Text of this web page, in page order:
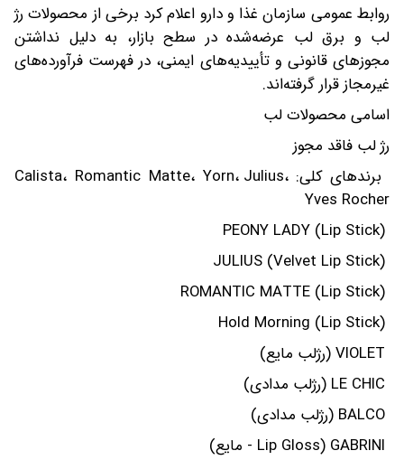
روابط عمومی سازمان غذا و دارو اعلام کرد برخی از محصولات رژ
لب و برق لب عرضه‌شده در سطح بازار، به دلیل نداشتن
مجوزهای قانونی و تأییدیه‌های ایمنی، در فهرست فرآورده‌های
غیرمجاز قرار گرفته‌اند.
اسامی محصولات لب
رژ لب فاقد مجوز
برندهای کلی: Calista، Romantic Matte، Yorn، Julius،
Yves Rocher